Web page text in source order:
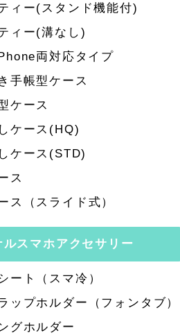
ィー(スタンド機能付)
ィー(溝なし)
両対応タイプ
手帳型ケース
ケース
ケース(HQ)
ケース(STD)
ス
ス（スライド式）
ルスマホアクセサリー
ート（スマ冷）
ップホルダー（フォンタブ）
グホルダー